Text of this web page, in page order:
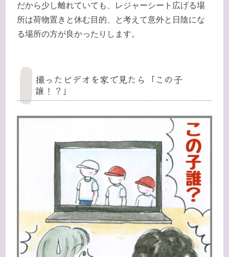
だから少し離れていても、レジャーシート広げる場
所は荷物置きと休む目的、と考えて意外と日陰にな
る場所の方が良かったりします。
撮ったビデオを家で見たら「この子
誰！？」